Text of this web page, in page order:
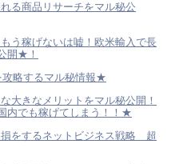
る商品リサーチをマル秘公
う稼げないは嘘！欧米輸入で長
開★！
略するマル秘情報★
大きなメリットをマル秘公開！
内でも稼げてしまう！！★
をするネットビジネス戦略 超